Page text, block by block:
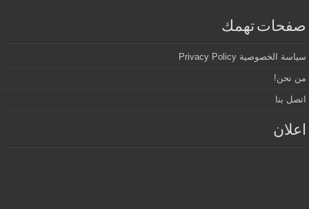
صفحات تهمك
سياسة الخصوصية Privacy Policy
من نحن!
اتصل بنا
اعلان